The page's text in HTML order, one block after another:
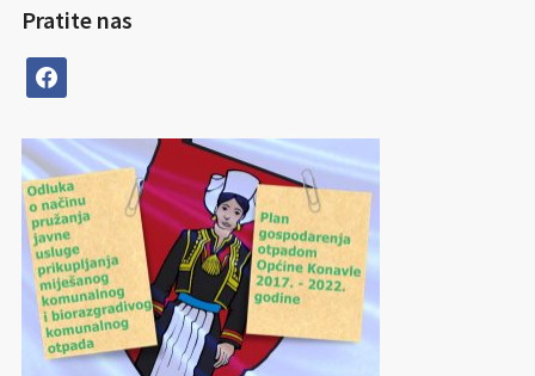
Pratite nas
facebook